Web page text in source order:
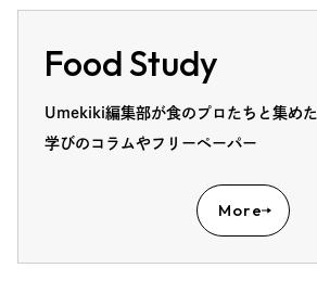
Food Study
Umekiki編集部が食のプロたちと集めた
学びのコラムやフリーペーパー
More